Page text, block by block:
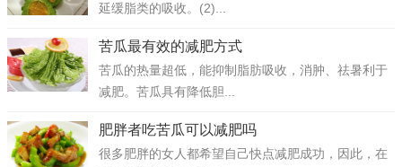
延缓脂类的吸收。(2)...
苦瓜最有效的减肥方式
苦瓜的热量超低，能抑制脂肪吸收，消肿、祛暑利于
减肥。苦瓜具有降低胆...
肥胖者吃苦瓜可以减肥吗
很多肥胖的女人都希望自己快点减肥成功，因此，在